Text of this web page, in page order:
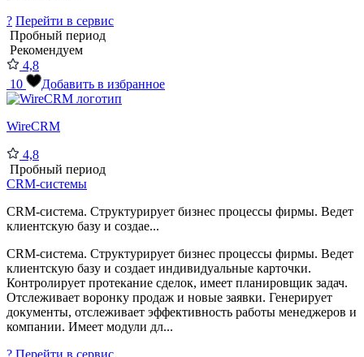
? Перейти в сервис
Пробный период
Рекомендуем
4,8
10
Добавить в избранное
WireCRM
4,8
Пробный период
CRM-системы
CRM-система. Структурирует бизнес процессы фирмы. Ведет
клиентскую базу и создае...
CRM-система. Структурирует бизнес процессы фирмы. Ведет
клиентскую базу и создает индивидуальные карточки.
Контролирует протекание сделок, имеет планировщик задач.
Отслеживает воронку продаж и новые заявки. Генерирует
документы, отслеживает эффективность работы менеджеров и
компании. Имеет модули дл...
? Перейти в сервис